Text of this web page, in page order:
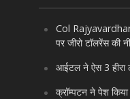
Col
पर जीरो टॉलरेंस की
आईटल ने ऐस 3 हीरा
क्रॉम्पटन ने पेश